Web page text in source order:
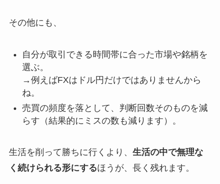
その他にも、
自分が取引できる時間帯に合った市場や銘柄を
選ぶ。
→例えばFXはドル円だけではありませんから
ね。
売買の頻度を落として、判断回数そのものを減
らす （結果的にミスの数も減ります）。
生活を削って勝ちに行くより、 生活の中で無理な
く続けられる形にするほうが、長く残れます。